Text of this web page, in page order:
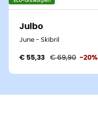
Julbo
June - Skibril
€ 55,33 € 69,90 -20%